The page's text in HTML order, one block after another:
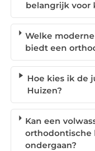
belangrijk voor
Welke
biedt een
Hoe kies ik de
Huizen?
Kan een
orthodontische
ondergaan?